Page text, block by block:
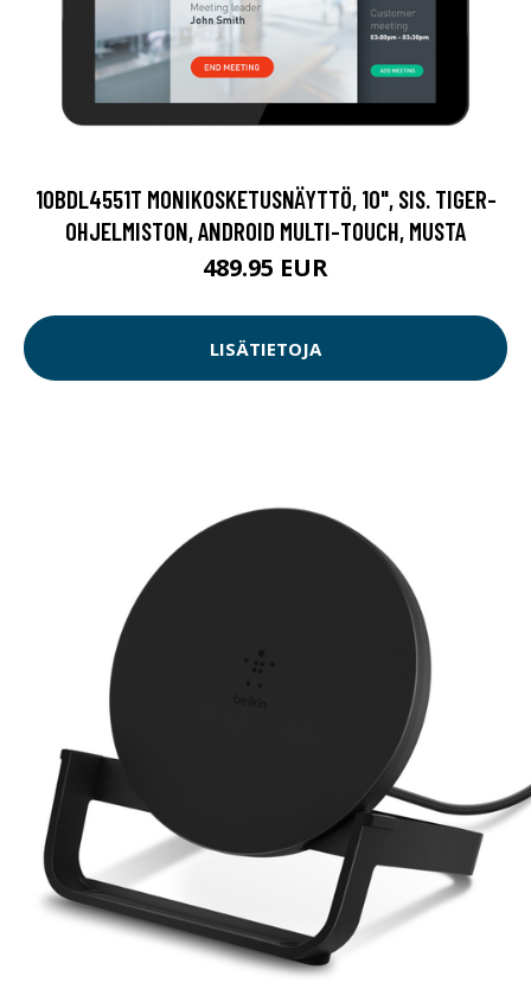
10BDL4551T MONIKOSKETUSNÄYTTÖ, 10", SIS. TIGER-
OHJELMISTON, ANDROID MULTI-TOUCH, MUSTA
489.95 EUR
LISÄTIETOJA